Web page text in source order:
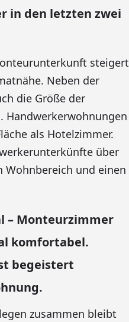
in den letzten zwei
steigert
Neben der
die Größe der
Handwerkerwohnungen
als Hotelzimmer.
über
Wohnbereich und einen
– Monteurzimmer
komfortabel.
begeistert
zusammen bleibt